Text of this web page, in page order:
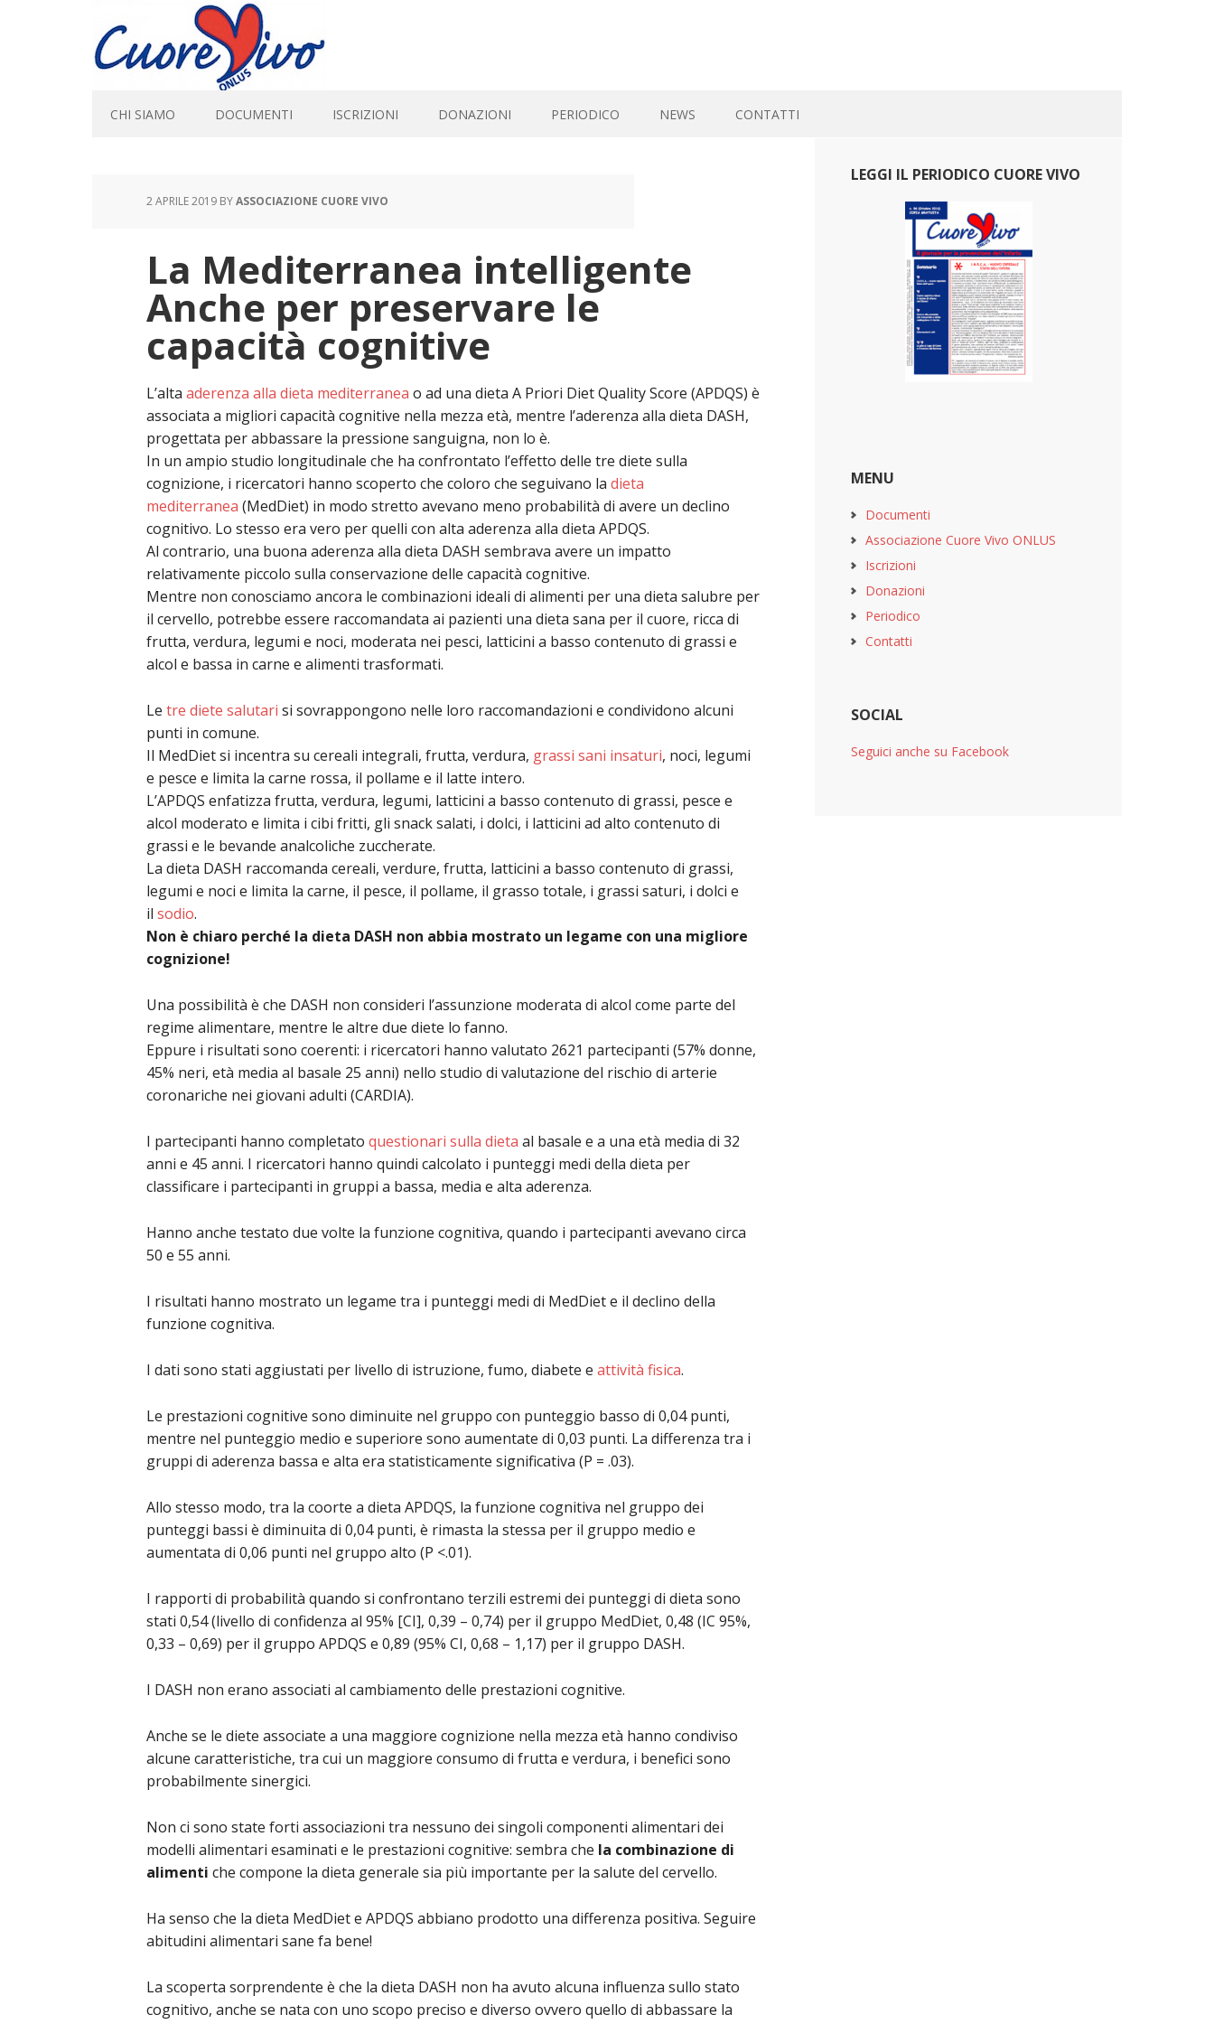
CHI SIAMO DOCUMENTI ISCRIZIONI DONAZIONI PERIODICO NEWS CONTATTI
2 APRILE 2019 BYASSOCIAZIONE CUORE VIVO
La Mediterranea intelligente
Anche per preservare le
capacità cognitive
L’alta aderenza alla dieta mediterranea o ad una dieta A Priori Diet Quality Score (APDQS) è
associata a migliori capacità cognitive nella mezza età, mentre l’aderenza alla dieta DASH,
progettata per abbassare la pressione sanguigna, non lo è.
In un ampio studio longitudinale che ha confrontato l’effetto delle tre diete sulla
cognizione, i ricercatori hanno scoperto che coloro che seguivano la dieta
mediterranea (MedDiet) in modo stretto avevano meno probabilità di avere un declino
cognitivo. Lo stesso era vero per quelli con alta aderenza alla dieta APDQS.
Al contrario, una buona aderenza alla dieta DASH sembrava avere un impatto
relativamente piccolo sulla conservazione delle capacità cognitive.
Mentre non conosciamo ancora le combinazioni ideali di alimenti per una dieta salubre per
il cervello, potrebbe essere raccomandata ai pazienti una dieta sana per il cuore, ricca di
frutta, verdura, legumi e noci, moderata nei pesci, latticini a basso contenuto di grassi e
alcol e bassa in carne e alimenti trasformati.
Le tre diete salutari si sovrappongono nelle loro raccomandazioni e condividono alcuni
punti in comune.
Il MedDiet si incentra su cereali integrali, frutta, verdura, grassi sani insaturi, noci, legumi
e pesce e limita la carne rossa, il pollame e il latte intero.
L’APDQS enfatizza frutta, verdura, legumi, latticini a basso contenuto di grassi, pesce e
alcol moderato e limita i cibi fritti, gli snack salati, i dolci, i latticini ad alto contenuto di
grassi e le bevande analcoliche zuccherate.
La dieta DASH raccomanda cereali, verdure, frutta, latticini a basso contenuto di grassi,
legumi e noci e limita la carne, il pesce, il pollame, il grasso totale, i grassi saturi, i dolci e
il sodio.
Non è chiaro perché la dieta DASH non abbia mostrato un legame con una migliore
cognizione!
Una possibilità è che DASH non consideri l’assunzione moderata di alcol come parte del
regime alimentare, mentre le altre due diete lo fanno.
Eppure i risultati sono coerenti: i ricercatori hanno valutato 2621 partecipanti (57% donne,
45% neri, età media al basale 25 anni) nello studio di valutazione del rischio di arterie
coronariche nei giovani adulti (CARDIA).
I partecipanti hanno completato questionari sulla dieta al basale e a una età media di 32
anni e 45 anni. I ricercatori hanno quindi calcolato i punteggi medi della dieta per
classificare i partecipanti in gruppi a bassa, media e alta aderenza.
Hanno anche testato due volte la funzione cognitiva, quando i partecipanti avevano circa
50 e 55 anni.
I risultati hanno mostrato un legame tra i punteggi medi di MedDiet e il declino della
funzione cognitiva.
I dati sono stati aggiustati per livello di istruzione, fumo, diabete e attività fisica.
Le prestazioni cognitive sono diminuite nel gruppo con punteggio basso di 0,04 punti,
mentre nel punteggio medio e superiore sono aumentate di 0,03 punti. La differenza tra i
gruppi di aderenza bassa e alta era statisticamente significativa (P = .03).
Allo stesso modo, tra la coorte a dieta APDQS, la funzione cognitiva nel gruppo dei
punteggi bassi è diminuita di 0,04 punti, è rimasta la stessa per il gruppo medio e
aumentata di 0,06 punti nel gruppo alto (P <.01).
I rapporti di probabilità quando si confrontano terzili estremi dei punteggi di dieta sono
stati 0,54 (livello di confidenza al 95% [CI], 0,39 – 0,74) per il gruppo MedDiet, 0,48 (IC 95%,
0,33 – 0,69) per il gruppo APDQS e 0,89 (95% CI, 0,68 – 1,17) per il gruppo DASH.
I DASH non erano associati al cambiamento delle prestazioni cognitive.
Anche se le diete associate a una maggiore cognizione nella mezza età hanno condiviso
alcune caratteristiche, tra cui un maggiore consumo di frutta e verdura, i benefici sono
probabilmente sinergici.
Non ci sono state forti associazioni tra nessuno dei singoli componenti alimentari dei
modelli alimentari esaminati e le prestazioni cognitive: sembra che la combinazione di
alimenti che compone la dieta generale sia più importante per la salute del cervello.
Ha senso che la dieta MedDiet e APDQS abbiano prodotto una differenza positiva. Seguire
abitudini alimentari sane fa bene!
La scoperta sorprendente è che la dieta DASH non ha avuto alcuna influenza sullo stato
cognitivo, anche se nata con uno scopo preciso e diverso ovvero quello di abbassare la
LEGGI IL PERIODICO CUORE VIVO
MENU
Documenti
Associazione Cuore Vivo ONLUS
Iscrizioni
Donazioni
Periodico
Contatti
SOCIAL
Seguici anche su Facebook